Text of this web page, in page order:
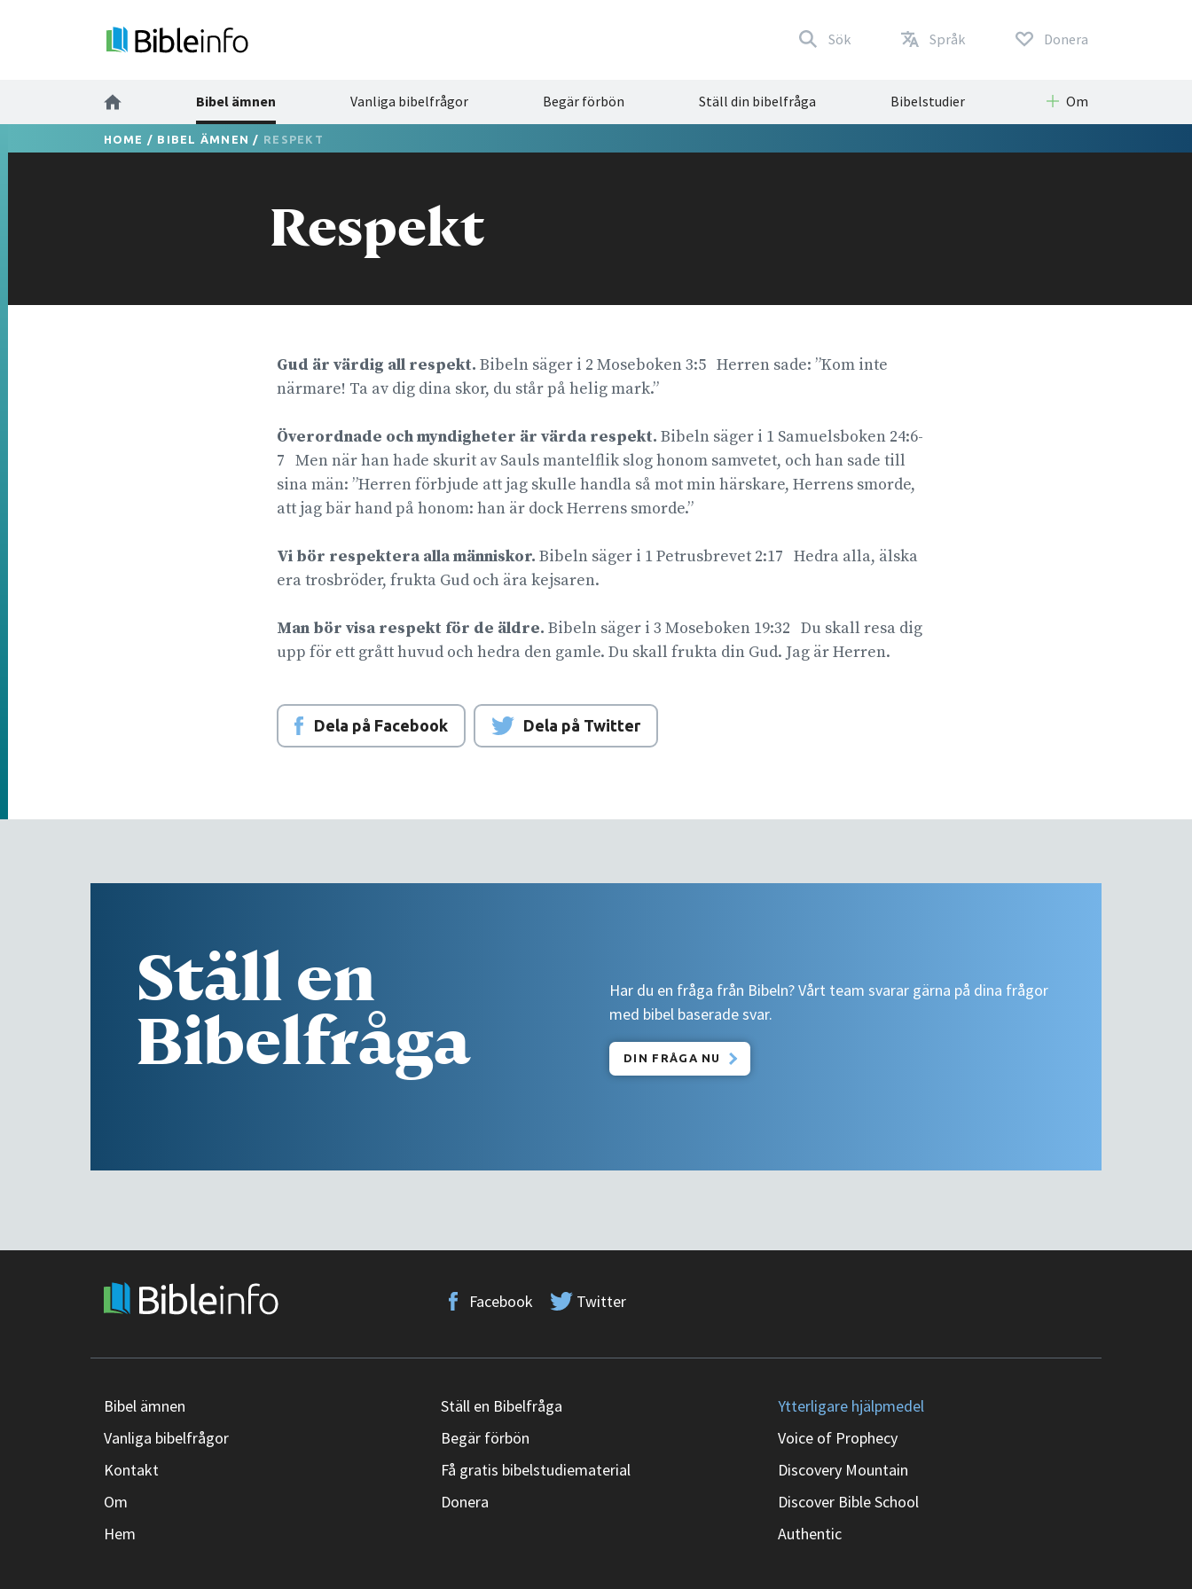
Sök Språk Donera
Bibel ämnen Vanliga bibelfrågor Begär förbön Ställ din bibelfråga Bibelstudier Om
HOME / BIBEL ÄMNEN / RESPEKT
Respekt
Gud är värdig all respekt. Bibeln säger i 2 Moseboken 3:5 Herren sade: ”Kom inte
närmare! Ta av dig dina skor, du står på helig mark.”
Överordnade och myndigheter är värda respekt. Bibeln säger i 1 Samuelsboken 24:6-
7 Men när han hade skurit av Sauls mantelflik slog honom samvetet, och han sade till
sina män: ”Herren förbjude att jag skulle handla så mot min härskare, Herrens smorde,
att jag bär hand på honom: han är dock Herrens smorde.”
Vi bör respektera alla människor. Bibeln säger i 1 Petrusbrevet 2:17 Hedra alla, älska
era trosbröder, frukta Gud och ära kejsaren.
Man bör visa respekt för de äldre. Bibeln säger i 3 Moseboken 19:32 Du skall resa dig
upp för ett grått huvud och hedra den gamle. Du skall frukta din Gud. Jag är Herren.
Dela på Facebook Dela på Twitter
Ställ en
Bibelfråga
Har du en fråga från Bibeln? Vårt team svarar gärna på dina frågor
med bibel baserade svar.
DIN FRÅGA NU
Facebook Twitter
Bibel ämnen
Vanliga bibelfrågor
Kontakt
Om
Hem
Ställ en Bibelfråga
Begär förbön
Få gratis bibelstudiematerial
Donera
Ytterligare hjälpmedel
Voice of Prophecy
Discovery Mountain
Discover Bible School
Authentic